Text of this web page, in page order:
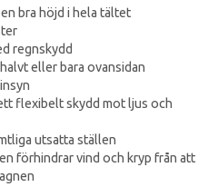
bra höjd i hela tältet
regnskydd
eller bara ovansidan
flexibelt skydd mot ljus och
utsatta ställen
förhindrar vind och kryp från att